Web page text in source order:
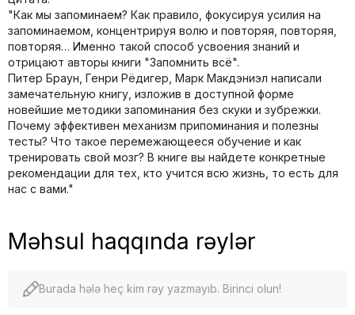
"Как мы запоминаем? Как правило, фокусируя усилия на
запоминаемом, концентрируя волю и повторяя, повторяя,
повторяя… Именно такой способ усвоения знаний и
отрицают авторы книги "Запомнить всё".
Питер Браун, Генри Рёдигер, Марк Макдэниэл написали
замечательную книгу, изложив в доступной форме
новейшие методики запоминания без скуки и зубрежки.
Почему эффективен механизм припоминания и полезны
тесты? Что такое перемежающееся обучение и как
тренировать свой мозг? В книге вы найдете конкретные
рекомендации для тех, кто учится всю жизнь, то есть для
нас с вами."
Məhsul haqqında rəylər
Burada hələ heç kim rəy yazmayıb. Birinci olun!